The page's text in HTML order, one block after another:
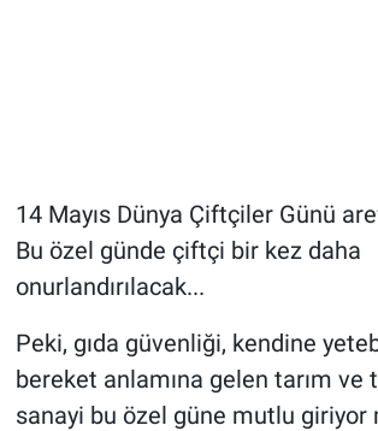
14 Mayıs Dünya Çiftçiler Günü
Bu özel günde çiftçi bir kez daha
onurlandırılacak...
Peki, gıda güvenliği, kendine
bereket anlamına gelen tarım ve
sanayi bu özel güne mutlu giriyor